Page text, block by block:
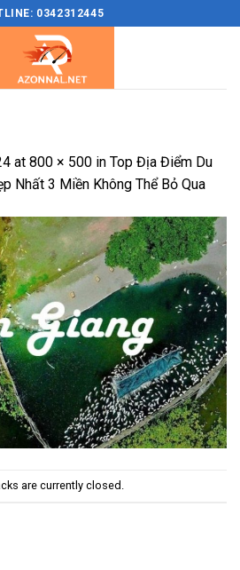
0342312445
at 800 × 500 in Top Địa Điểm Du
Nhất 3 Miền Không Thể Bỏ Qua
are currently closed.